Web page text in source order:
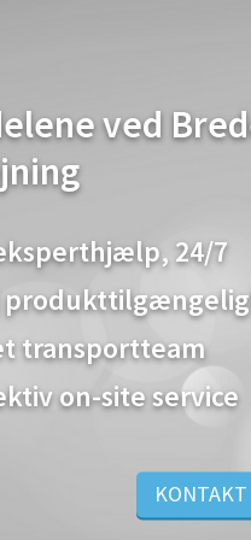
ved
24/7
transportteam
on-site service
KONTAKT